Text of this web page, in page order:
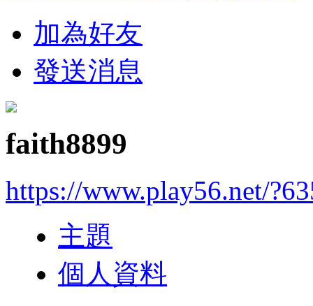
加為好友
發送消息
faith8899
https://www.play56.net/
主題
個人資料